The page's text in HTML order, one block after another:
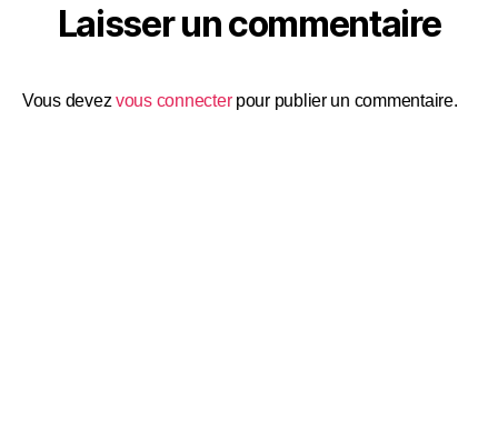
Laisser un commentaire
Vous devezvous connecterpour publier un commentaire.